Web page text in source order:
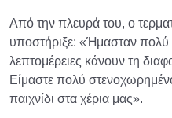
Από την πλευρά του, ο
υποστήριξε: «Ήμασταν πολύ
λεπτομέρειες κάνουν τη
Είμαστε πολύ
παιχνίδι στα χέρια μας».